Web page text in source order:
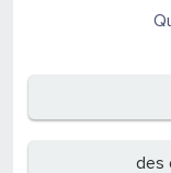
des